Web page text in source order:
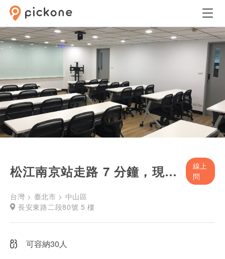
松江南京站走路 7 分鐘，現代課程講座空間
線上
問
台灣 > 臺北市 > 中山區
長安東路二段80號 5 樓
可容納30人